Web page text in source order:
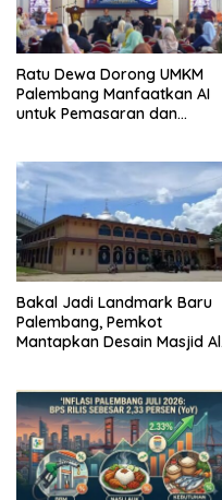
Ratu Dewa Dorong UMKM
Palembang Manfaatkan AI
untuk Pemasaran dan
Bakal Jadi Landmark Baru
Palembang, Pemkot
Mantapkan Desain Masjid Al